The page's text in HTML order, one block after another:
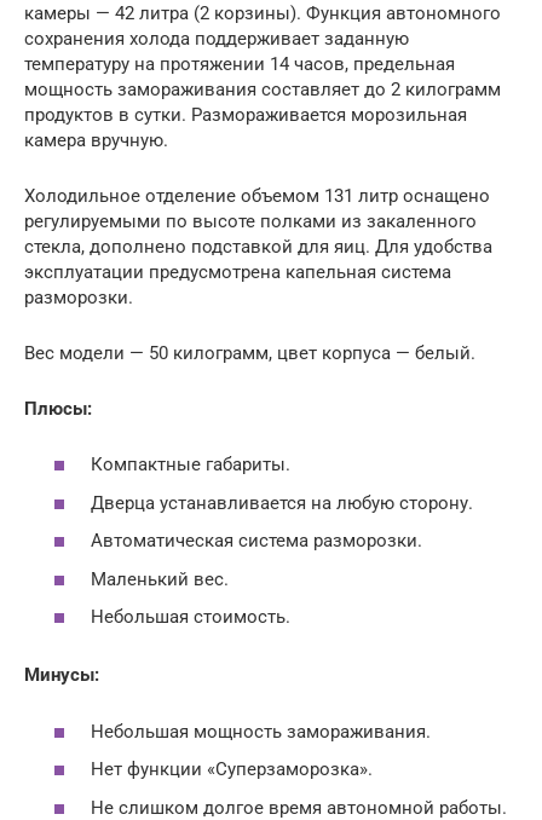
камеры — 42 литра (2 корзины). Функция автономного
сохранения холода поддерживает заданную
температуру на протяжении 14 часов, предельная
мощность замораживания составляет до 2 килограмм
продуктов в сутки. Размораживается морозильная
камера вручную.
Холодильное отделение объемом 131 литр оснащено
регулируемыми по высоте полками из закаленного
стекла, дополнено подставкой для яиц. Для удобства
эксплуатации предусмотрена капельная система
разморозки.
Вес модели — 50 килограмм, цвет корпуса — белый.
Плюсы:
Компактные габариты.
Дверца устанавливается на любую сторону.
Автоматическая система разморозки.
Маленький вес.
Небольшая стоимость.
Минусы:
Небольшая мощность замораживания.
Нет функции «Суперзаморозка».
Не слишком долгое время автономной работы.